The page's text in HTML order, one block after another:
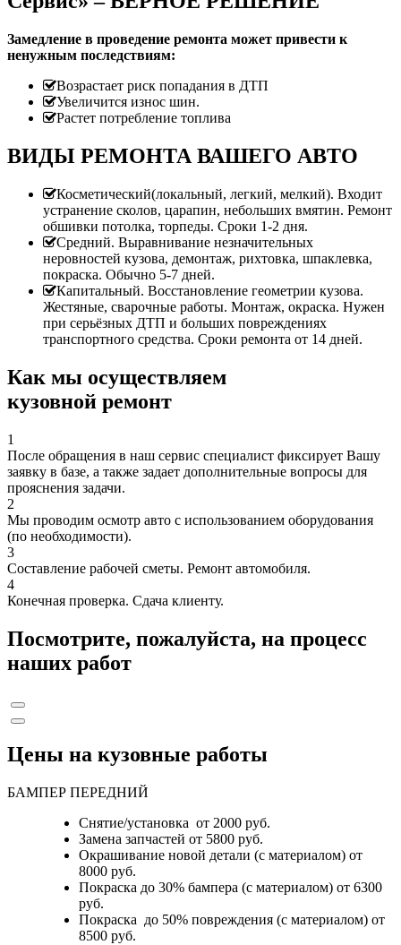
Замедление в проведение ремонта может привести к
ненужным последствиям:
Возрастает риск попадания в ДТП
Увеличится износ шин.
Растет потребление топлива
ВИДЫ РЕМОНТА ВАШЕГО АВТО
Косметический(локальный, легкий, мелкий). Входит
устранение сколов, царапин, небольших вмятин. Ремонт
обшивки потолка, торпеды. Сроки 1-2 дня.
Средний. Выравнивание незначительных
неровностей кузова, демонтаж, рихтовка, шпаклевка,
покраска. Обычно 5-7 дней.
Капитальный. Восстановление геометрии кузова.
Жестяные, сварочные работы. Монтаж, окраска. Нужен
при серьёзных ДТП и больших повреждениях
транспортного средства. Сроки ремонта от 14 дней.
Как мы осуществляем
кузовной ремонт
1
После обращения в наш сервис специалист фиксирует Вашу
заявку в базе, а также задает дополнительные вопросы для
прояснения задачи.
2
Мы проводим осмотр авто с использованием оборудования
(по необходимости).
3
Составление рабочей сметы. Ремонт автомобиля.
4
Конечная проверка. Сдача клиенту.
Посмотрите, пожалуйста, на процесс
наших работ
Цены на кузовные работы
БАМПЕР ПЕРЕДНИЙ
Снятие/установка от 2000 руб.
Замена запчастей от 5800 руб.
Окрашивание новой детали (с материалом) от
8000 руб.
Покраска до 30% бампера (с материалом) от 6300
руб.
Покраска до 50% повреждения (с материалом) от
8500 руб.